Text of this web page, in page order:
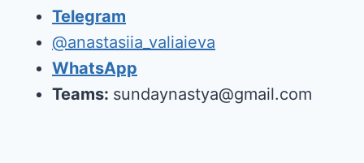
Telegram
@anastasiia_valiaieva
WhatsApp
Teams: sundaynastya@gmail.com